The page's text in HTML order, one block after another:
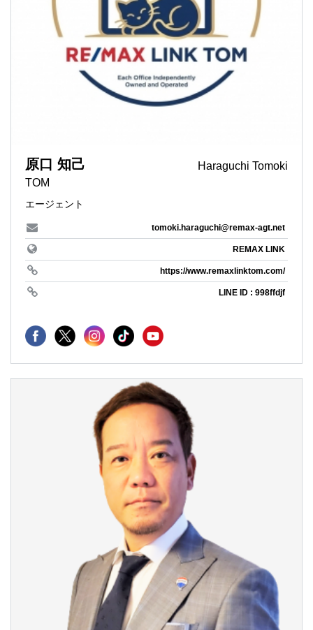
原口 知己
Haraguchi Tomoki
TOM
エージェント
tomoki.haraguchi@remax-agt.net
REMAX LINK
https://www.remaxlinktom.com/
LINE ID : 998ffdjf